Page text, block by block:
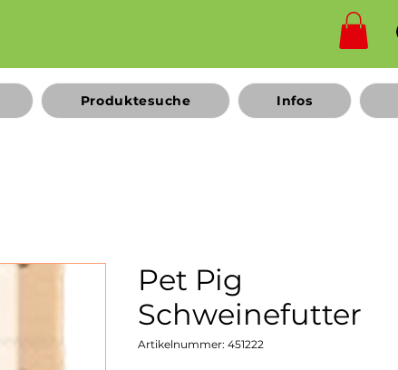
Produktesuche Infos
Pet Pig
Schweinefutter
Artikelnummer: 451222